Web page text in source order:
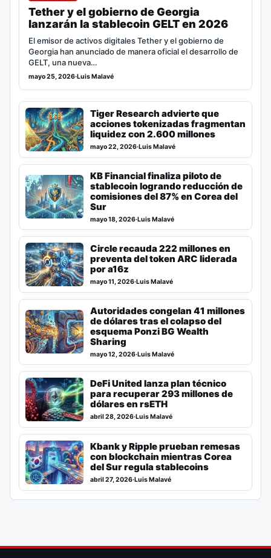
Tether y el gobierno de Georgia
lanzarán la stablecoin GELT en 2026
El emisor de activos digitales Tether y el gobierno de
Georgia han anunciado de manera oficial el desarrollo de
GELT, una nueva…
mayo 25, 2026·Luis Malavé
Tiger Research advierte que
acciones tokenizadas fragmentan
liquidez con 2.600 millones
mayo 22, 2026·Luis Malavé
KB Financial finaliza piloto de
stablecoin logrando reducción de
comisiones del 87% en Corea del
Sur
mayo 18, 2026·Luis Malavé
Circle recauda 222 millones en
preventa del token ARC liderada
por a16z
mayo 11, 2026·Luis Malavé
Autoridades congelan 41 millones
de dólares tras el colapso del
esquema Ponzi BG Wealth
Sharing
mayo 12, 2026·Luis Malavé
DeFi United lanza plan técnico
para recuperar 293 millones de
dólares en rsETH
abril 28, 2026·Luis Malavé
Kbank y Ripple prueban remesas
con blockchain mientras Corea
del Sur regula stablecoins
abril 27, 2026·Luis Malavé